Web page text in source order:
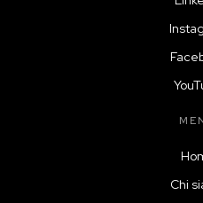
Chi